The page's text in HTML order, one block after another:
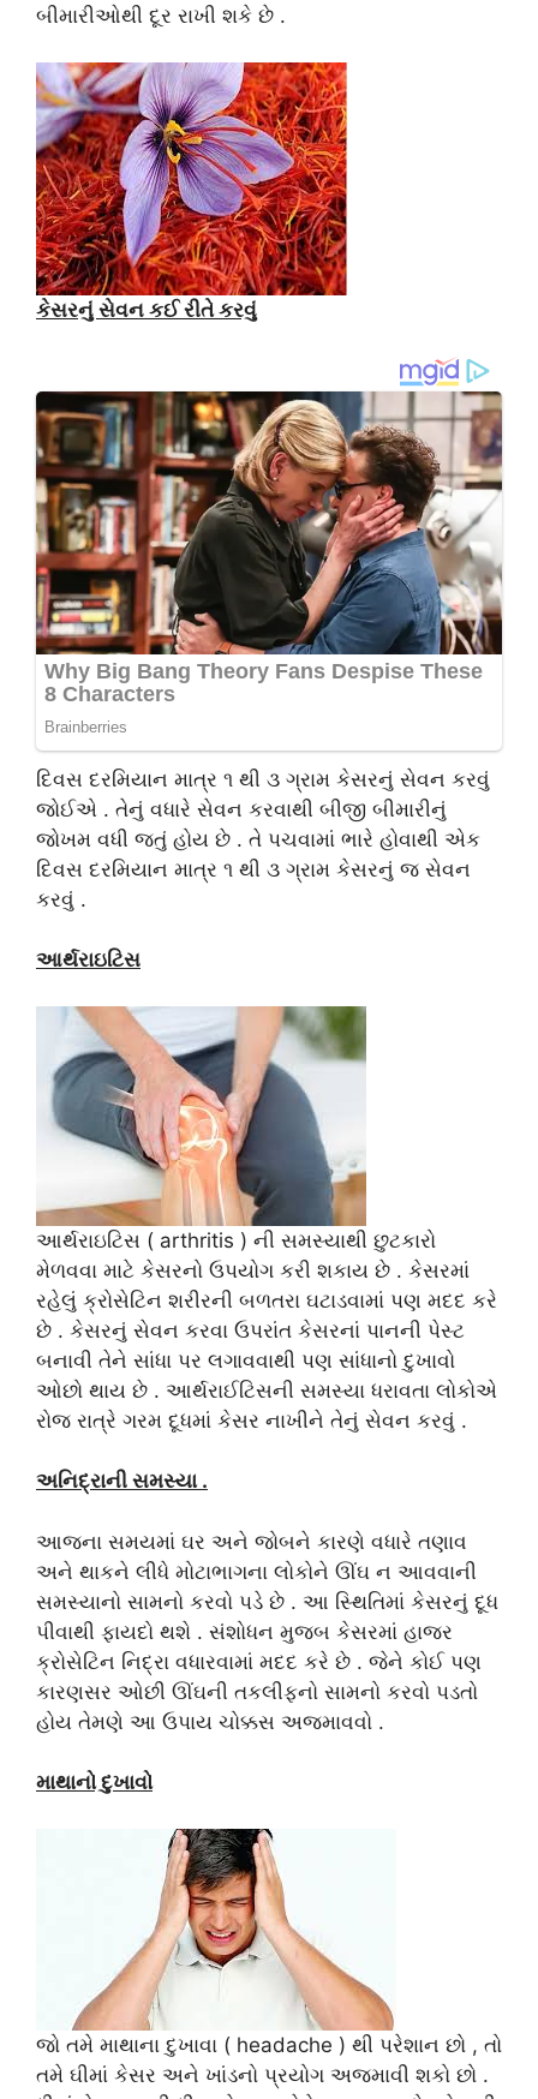
બીમારીઓથી દૂર રાખી શકે છે .
કેસરનું સેવન કઈ રીતે કરવું
દિવસ દરમિયાન માત્ર ૧ થી ૩ ગ્રામ કેસરનું સેવન કરવું
જોઈએ . તેનું વધારે સેવન કરવાથી બીજી બીમારીનું
જોખમ વધી જતું હોય છે . તે પચવામાં ભારે હોવાથી એક
દિવસ દરમિયાન માત્ર ૧ થી ૩ ગ્રામ કેસરનું જ સેવન
કરવું .
આર્થરાઇટિસ
આર્થરાઇટિસ ( arthritis ) ની સમસ્યાથી છુટકારો
મેળવવા માટે કેસરનો ઉપયોગ કરી શકાય છે . કેસરમાં
રહેલું ક્રોસેટિન શરીરની બળતરા ઘટાડવામાં પણ મદદ કરે
છે . કેસરનું સેવન કરવા ઉપરાંત કેસરનાં પાનની પેસ્ટ
બનાવી તેને સાંધા પર લગાવવાથી પણ સાંધાનો દુખાવો
ઓછો થાય છે . આર્થરાઈટિસની સમસ્યા ધરાવતા લોકોએ
રોજ રાત્રે ગરમ દૂધમાં કેસર નાખીને તેનું સેવન કરવું .
અનિદ્રાની સમસ્યા .
આજના સમયમાં ઘર અને જોબને કારણે વધારે તણાવ
અને થાકને લીધે મોટાભાગના લોકોને ઊંઘ ન આવવાની
સમસ્યાનો સામનો કરવો પડે છે . આ સ્થિતિમાં કેસરનું દૂધ
પીવાથી ફાયદો થશે . સંશોધન મુજબ કેસરમાં હાજર
ક્રોસેટિન નિદ્રા વધારવામાં મદદ કરે છે . જેને કોઈ પણ
કારણસર ઓછી ઊંઘની તકલીફનો સામનો કરવો પડતો
હોય તેમણે આ ઉપાય ચોક્કસ અજમાવવો .
માથાનો દુખાવો
જો તમે માથાના દુખાવા ( headache ) થી પરેશાન છો , તો
તમે ઘીમાં કેસર અને ખાંડનો પ્રયોગ અજમાવી શકો છો .